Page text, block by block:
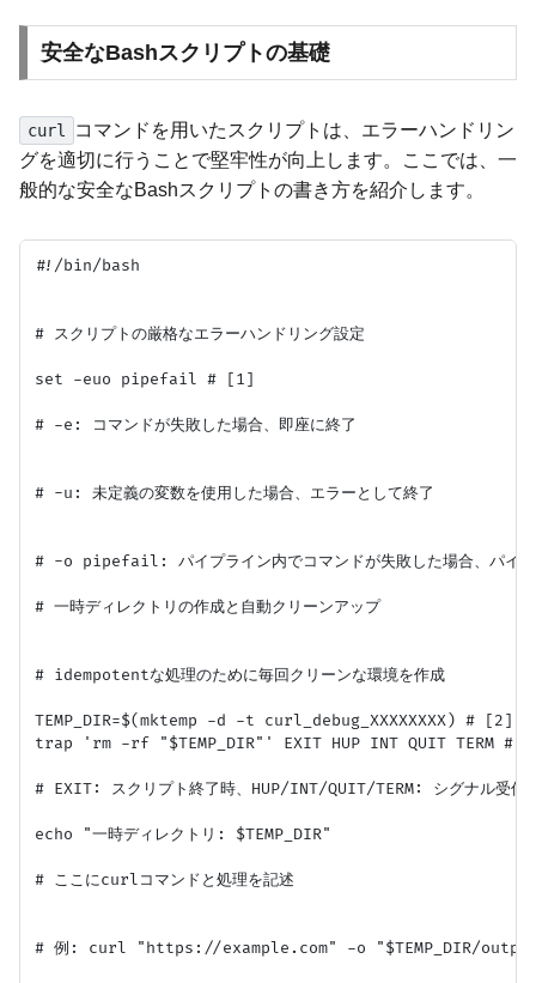
安全なBashスクリプトの基礎
curl
コマンドを用いたスクリプトは、エラーハンドリン
グを適切に行うことで堅牢性が向上します。ここでは、一
般的な安全なBashスクリプトの書き方を紹介します。
#!/bin/bash
# スクリプトの厳格なエラーハンドリング設定
set -euo pipefail # [1]
# -e: コマンドが失敗した場合、即座に終了
# -u: 未定義の変数を使用した場合、エラーとして終了
# -o pipefail: パイプライン内でコマンドが失敗した場合、パイプ
# 一時ディレクトリの作成と自動クリーンアップ
# idempotentな処理のために毎回クリーンな環境を作成
TEMP_DIR=$(mktemp -d -t curl_debug_XXXXXXXX) # [2]
trap 'rm -rf "$TEMP_DIR"' EXIT HUP INT QUIT TERM #
# EXIT: スクリプト終了時、HUP/INT/QUIT/TERM: シグナル受信
echo "一時ディレクトリ: $TEMP_DIR"
# ここにcurlコマンドと処理を記述
# 例: curl "https://example.com" -o "$TEMP_DIR/